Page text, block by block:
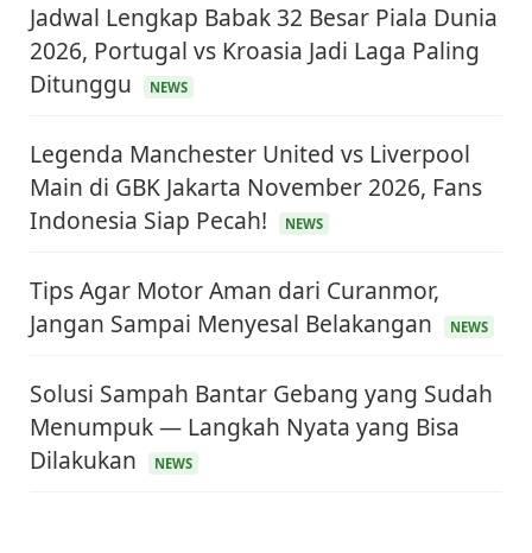
Jadwal Lengkap Babak 32 Besar Piala Dunia
2026, Portugal vs Kroasia Jadi Laga Paling
Ditunggu
NEWS
Legenda Manchester United vs Liverpool
Main di GBK Jakarta November 2026, Fans
Indonesia Siap Pecah!
NEWS
Tips Agar Motor Aman dari Curanmor,
Jangan Sampai Menyesal Belakangan
NEWS
Solusi Sampah Bantar Gebang yang Sudah
Menumpuk — Langkah Nyata yang Bisa
Dilakukan
NEWS